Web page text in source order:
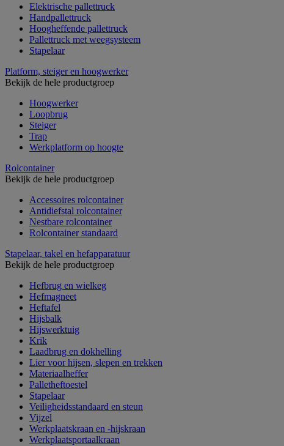
Elektrische pallettruck
Handpallettruck
Hoogheffende pallettruck
Pallettruck met weegsysteem
Stapelaar
Platform, steiger en hoogwerker
Bekijk de hele productgroep
Hoogwerker
Loopbrug
Steiger
Trap
Werkplatform op hoogte
Rolcontainer
Bekijk de hele productgroep
Accessoires rolcontainer
Antidiefstal rolcontainer
Nestbare rolcontainer
Rolcontainer standaard
Stapelaar, takel en hefapparatuur
Bekijk de hele productgroep
Hefbrug en wielkeg
Hefmagneet
Heftafel
Hijsbalk
Hijswerktuig
Krik
Laadbrug en dokhelling
Lier voor hijsen, slepen en trekken
Materiaalheffer
Palletheftoestel
Stapelaar
Veiligheidsstandaard en steun
Vijzel
Werkplaatskraan en -hijskraan
Werkplaatsportaalkraan